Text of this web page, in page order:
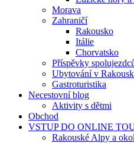
Morava
Zahraničí
Rakousko
Itálie
Chorvatsko
Příspěvky
Ubytování v
Gastroturistika
Necestovní blog
Aktivity s dětmi
Obchod
VSTUP DO ONLINE
Rakouské Alpy a